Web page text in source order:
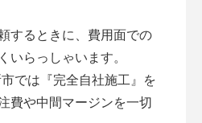
するときに、費用面での
いらっしゃいます。
では『完全自社施工』を
費や中間マージンを一切